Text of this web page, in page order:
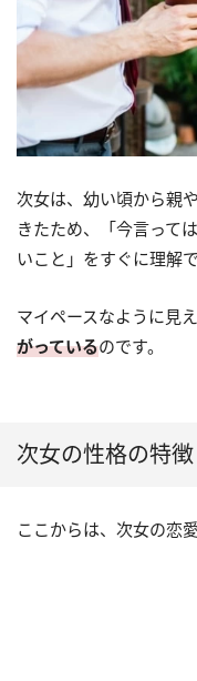
次女は、幼い頃から親
きたため、「今言って
いこと」をすぐに理解
マイペースなように見え
がっているのです。
次女の性格の特徴
ここからは、次女の恋